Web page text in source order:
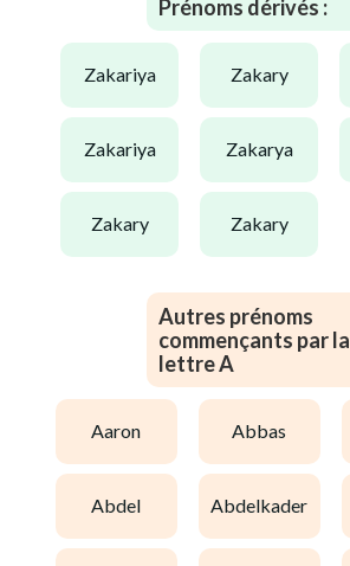
Prénoms dérivés :
zakariya zakary
zakariya zakarya
zakary zakary
Autres prénoms
commençants par la
lettre A
aaron abbas
abdel abdelkader